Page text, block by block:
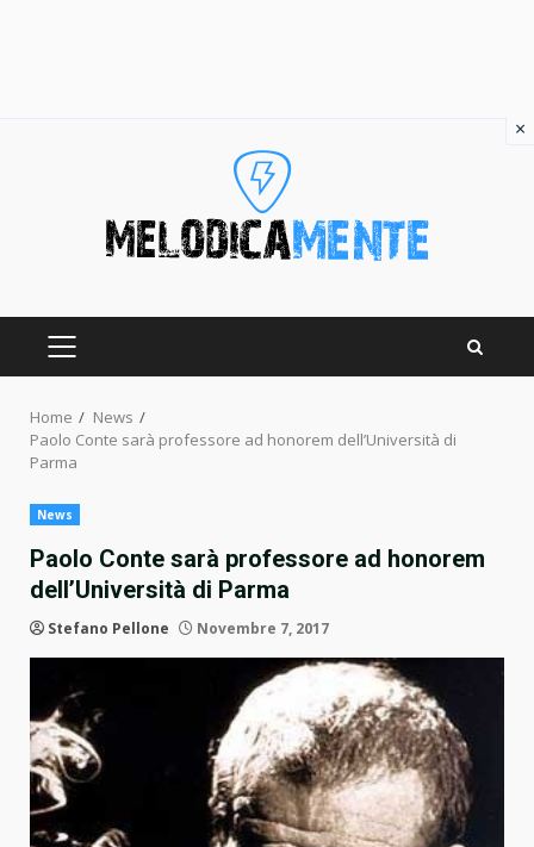
PRIMARY
Home
News
Paolo Conte sarà professore ad honorem dell’Università di
Parma
News
Paolo Conte sarà professore ad honorem
dell’Università di Parma
Stefano Pellone Novembre 7, 2017
×